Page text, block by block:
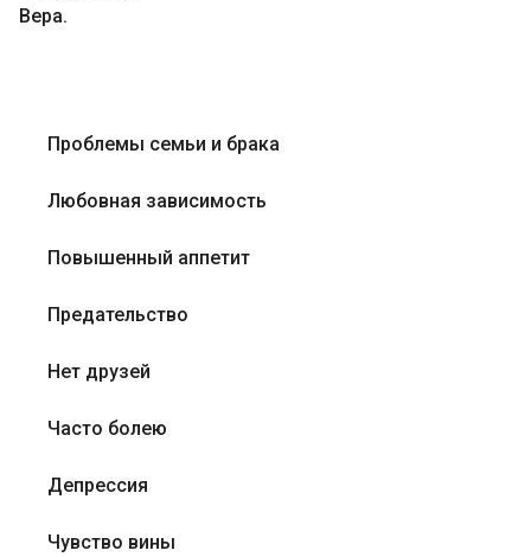
Вера.
Проблемы семьи и брака
Любовная зависимость
Повышенный аппетит
Предательство
Нет друзей
Часто болею
Депрессия
Чувство вины